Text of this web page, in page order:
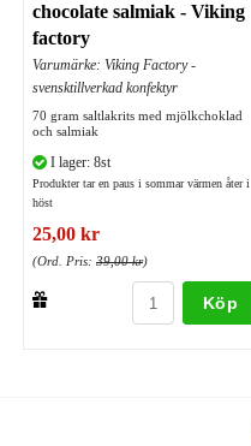
chocolate salmiak - Viking
factory
Varumärke: Viking Factory -
svensktillverkad konfektyr
70 gram saltlakrits med mjölkchoklad
och salmiak
I lager: 8st
Produkter tar en paus i sommar värmen åter i
höst
25,00 kr
(Ord. Pris: 39,00 kr)
Köp